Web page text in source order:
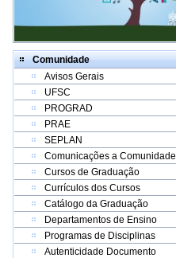
Comunidade
Avisos Gerais
UFSC
PROGRAD
PRAE
SEPLAN
Comunicações a Comunidade
Cursos de Graduação
Currículos dos Cursos
Catálogo da Graduação
Departamentos de Ensino
Programas de Disciplinas
Autenticidade Documento